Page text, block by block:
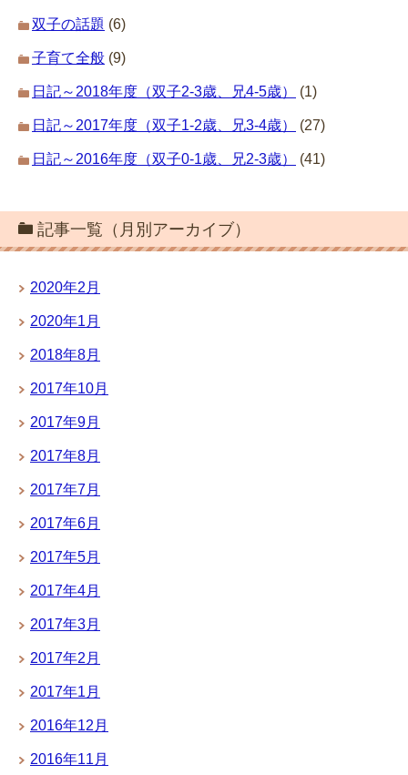
双子の話題 (6)
子育て全般 (9)
日記～2018年度（双子2-3歳、兄4-5歳） (1)
日記～2017年度（双子1-2歳、兄3-4歳） (27)
日記～2016年度（双子0-1歳、兄2-3歳） (41)
記事一覧（月別アーカイブ）
2020年2月
2020年1月
2018年8月
2017年10月
2017年9月
2017年8月
2017年7月
2017年6月
2017年5月
2017年4月
2017年3月
2017年2月
2017年1月
2016年12月
2016年11月